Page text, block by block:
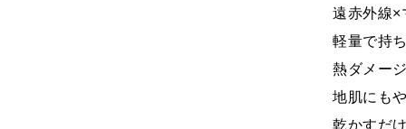
遠赤外線×
軽量で持
熱ダメー
地肌にも
乾かすだ